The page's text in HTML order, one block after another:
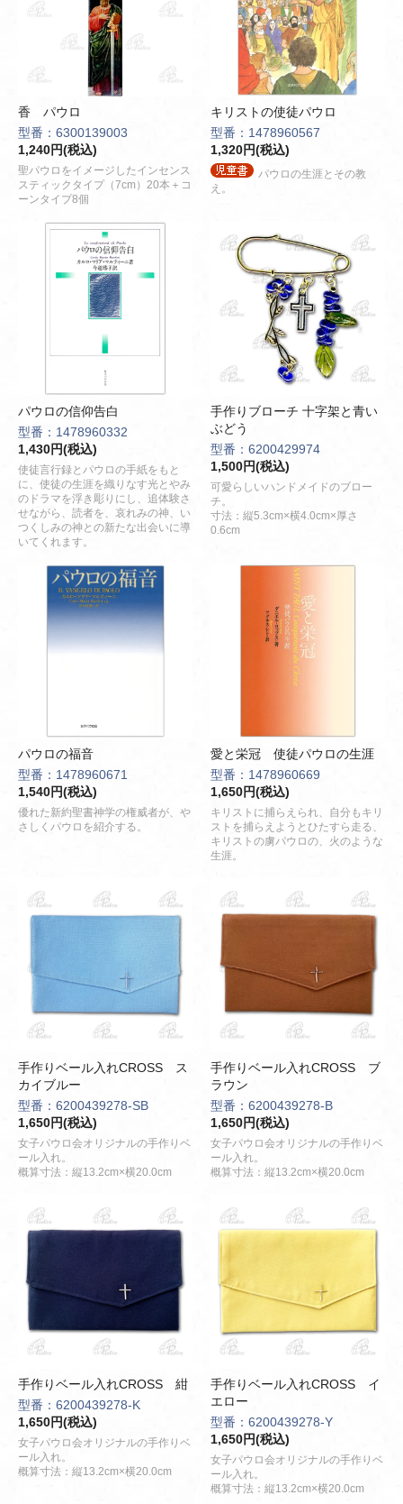
香 パウロ
型番：6300139003
1,240円(税込)
聖パウロをイメージしたインセンス
スティックタイプ（7cm）20本＋コ
ーンタイプ8個
キリストの使徒パウロ
型番：1478960567
1,320円(税込)
パウロの生涯とその教
え。
パウロの信仰告白
型番：1478960332
1,430円(税込)
使徒言行録とパウロの手紙をもと
に、使徒の生涯を織りなす光とやみ
のドラマを浮き彫りにし、追体験さ
せながら、読者を、哀れみの神、い
つくしみの神との新たな出会いに導
いてくれます。
手作りブローチ 十字架と青い
ぶどう
型番：6200429974
1,500円(税込)
可愛らしいハンドメイドのブロー
チ。
寸法：縦5.3cm×横4.0cm×厚さ
0.6cm
パウロの福音
型番：1478960671
1,540円(税込)
優れた新約聖書神学の権威者が、や
さしくパウロを紹介する。
愛と栄冠 使徒パウロの生涯
型番：1478960669
1,650円(税込)
キリストに捕らえられ、自分もキリ
ストを捕らえようとひたすら走る、
キリストの虜パウロの、火のような
生涯。
手作りベール入れCROSS ス
カイブルー
型番：6200439278-SB
1,650円(税込)
女子パウロ会オリジナルの手作りベ
ール入れ。
概算寸法：縦13.2cm×横20.0cm
手作りベール入れCROSS ブ
ラウン
型番：6200439278-B
1,650円(税込)
女子パウロ会オリジナルの手作りベ
ール入れ。
概算寸法：縦13.2cm×横20.0cm
手作りベール入れCROSS 紺
型番：6200439278-K
1,650円(税込)
女子パウロ会オリジナルの手作りベ
ール入れ。
概算寸法：縦13.2cm×横20.0cm
手作りベール入れCROSS イ
エロー
型番：6200439278-Y
1,650円(税込)
女子パウロ会オリジナルの手作りベ
ール入れ。
概算寸法：縦13.2cm×横20.0cm